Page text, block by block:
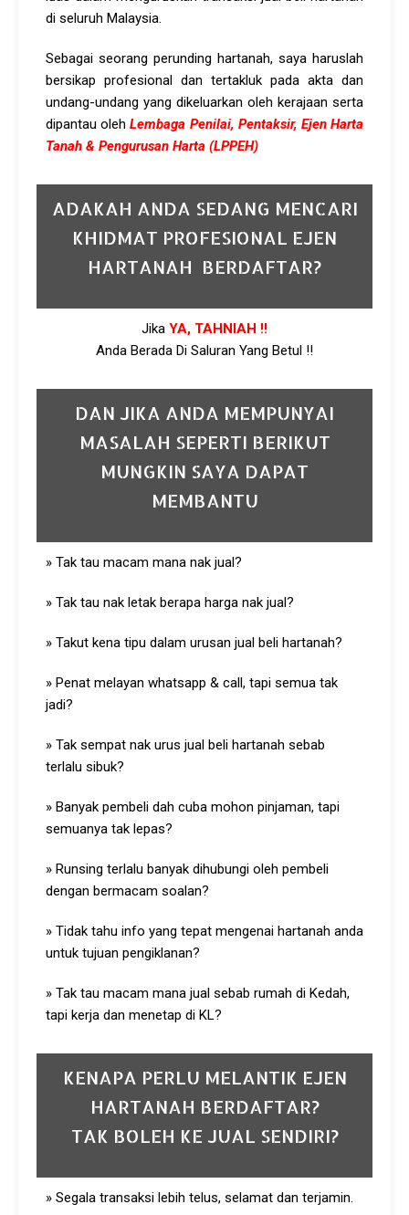
di seluruh Malaysia.
Sebagai seorang perunding hartanah, saya haruslah
bersikap profesional dan tertakluk pada akta dan
undang-undang yang dikeluarkan oleh kerajaan serta
dipantau olehLembaga Penilai, Pentaksir, Ejen Harta
Tanah & Pengurusan Harta (LPPEH)
ADAKAH ANDA SEDANG MENCARI
KHIDMAT PROFESIONAL EJEN
HARTANAH BERDAFTAR?
Jika YA, TAHNIAH !!
Anda Berada Di Saluran Yang Betul !!
DAN JIKA ANDA MEMPUNYAI
MASALAH SEPERTI BERIKUT
MUNGKIN SAYA DAPAT
MEMBANTU
» Tak tau macam mana nak jual?
» Tak tau nak letak berapa harga nak jual?
» Takut kena tipu dalam urusan jual beli hartanah?
» Penat melayan whatsapp & call, tapi semua tak
jadi?
» Tak sempat nak urus jual beli hartanah sebab
terlalu sibuk?
» Banyak pembeli dah cuba mohon pinjaman, tapi
semuanya tak lepas?
» Runsing terlalu banyak dihubungi oleh pembeli
dengan bermacam soalan?
» Tidak tahu info yang tepat mengenai hartanah anda
untuk tujuan pengiklanan?
» Tak tau macam mana jual sebab rumah di Kedah,
tapi kerja dan menetap di KL?
KENAPA PERLU MELANTIK EJEN
HARTANAH BERDAFTAR?
TAK BOLEH KE JUAL SENDIRI?
» Segala transaksi lebih telus, selamat dan terjamin.